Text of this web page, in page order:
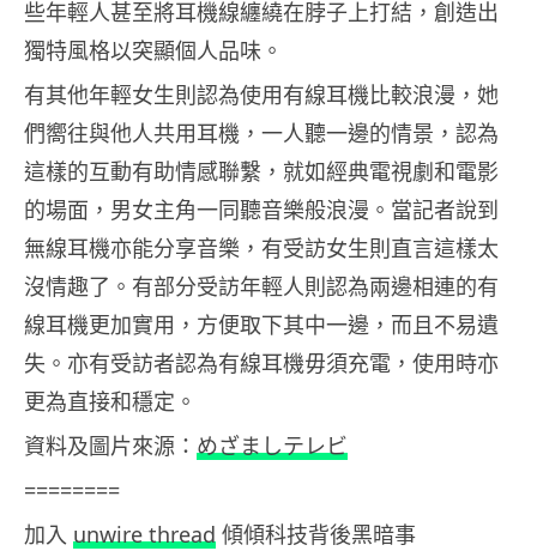
些年輕人甚至將耳機線纏繞在脖子上打結，創造出
獨特風格以突顯個人品味。
有其他年輕女生則認為使用有線耳機比較浪漫，她
們嚮往與他人共用耳機，一人聽一邊的情景，認為
這樣的互動有助情感聯繫，就如經典電視劇和電影
的場面，男女主角一同聽音樂般浪漫。當記者說到
無線耳機亦能分享音樂，有受訪女生則直言這樣太
沒情趣了。有部分受訪年輕人則認為兩邊相連的有
線耳機更加實用，方便取下其中一邊，而且不易遺
失。亦有受訪者認為有線耳機毋須充電，使用時亦
更為直接和穩定。
資料及圖片來源： めざましテレビ
========
加入 unwire thread 傾傾科技背後黑暗事